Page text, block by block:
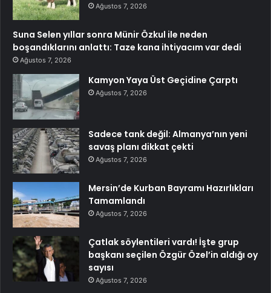
Ağustos 7, 2026
Suna Selen yıllar sonra Münir Özkul ile neden
boşandıklarını anlattı: Taze kana ihtiyacım var dedi
Ağustos 7, 2026
Kamyon Yaya Üst Geçidine Çarptı
Ağustos 7, 2026
Sadece tank değil: Almanya’nın yeni
savaş planı dikkat çekti
Ağustos 7, 2026
Mersin’de Kurban Bayramı Hazırlıkları
Tamamlandı
Ağustos 7, 2026
Çatlak söylentileri vardı! İşte grup
başkanı seçilen Özgür Özel’in aldığı oy
sayısı
Ağustos 7, 2026